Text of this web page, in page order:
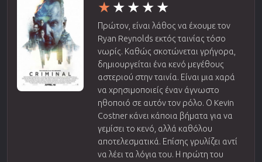
Πρώτον, είναι λάθος να έχουμε τον
Ryan Reynolds εκτός ταινίας τόσο
νωρίς. Καθώς σκοτώνεται γρήγορα,
δημιουργείται ένα κενό μεγέθους
αστεριού στην ταινία. Είναι μια χαρά
να χρησιμοποιείς έναν άγνωστο
ηθοποιό σε αυτόν τον ρόλο. Ο Kevin
Costner κάνει κάποια βήματα για να
γεμίσει το κενό, αλλά καθόλου
αποτελεσματικά. Επίσης γρυλίζει αντί
να λέει τα λόγια του. Η πρώτη του